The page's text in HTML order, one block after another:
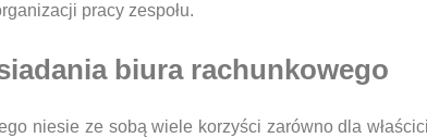
pracy zespołu.
biura rachunkowego
niesie ze sobą wiele korzyści zarówno dla